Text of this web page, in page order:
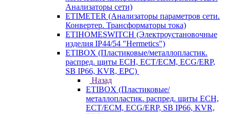
Анализаторы сети)
ETIMETER (Анализаторы параметров сети.
Конвертер. Трансформаторы тока)
ETIHOMESWITCH (Электроустановочные
изделия IP44/54 "Hermetics")
ETIBOX (Пластиковые/металлопластик.
распред. щиты ECH, ECT/ECM, ECG/ERP,
SB IP66, KVR, EPC)
Назад
ETIBOX (Пластиковые/
металлопластик. распред. щиты ECH,
ECT/ECM, ECG/ERP, SB IP66, KVR,